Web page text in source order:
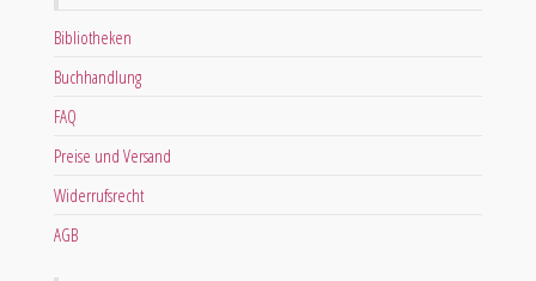
Bibliotheken
Buchhandlung
FAQ
Preise und Versand
Widerrufsrecht
AGB